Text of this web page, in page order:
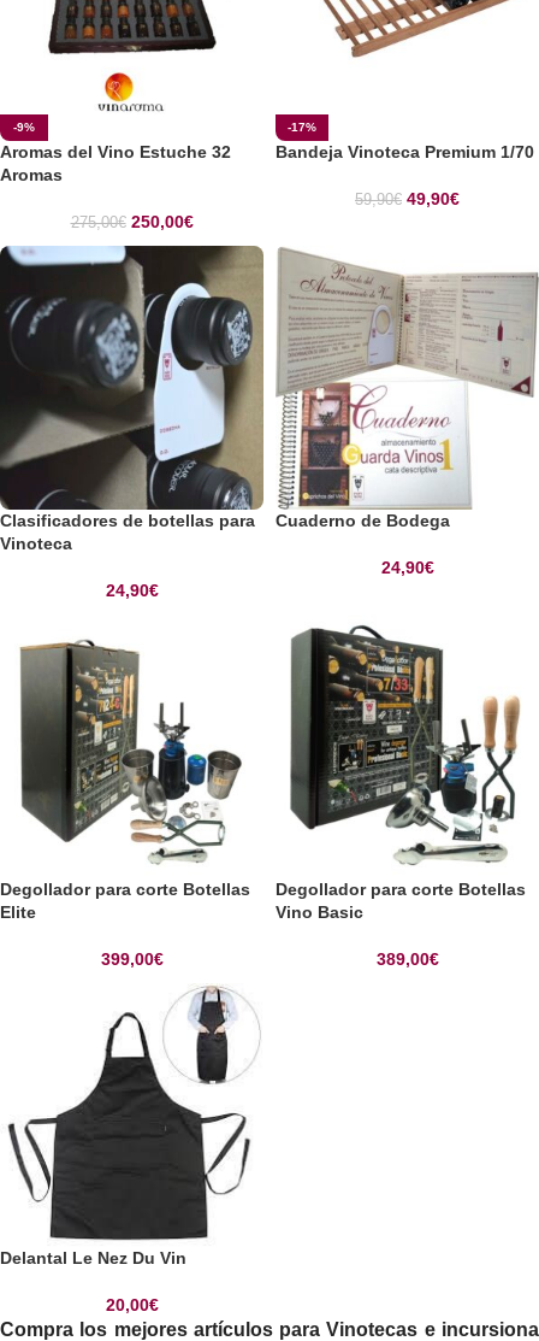
-9%
Aromas del Vino Estuche 32
Aromas
275,00€ 250,00€
-17%
Bandeja Vinoteca Premium 1/70
59,90€ 49,90€
Clasificadores de botellas para
Vinoteca
24,90€
Cuaderno de Bodega
24,90€
Degollador para corte Botellas
Elite
399,00€
Degollador para corte Botellas
Vino Basic
389,00€
Delantal Le Nez Du Vin
20,00€
Compra los mejores artículos paraVinotecas e incursiona